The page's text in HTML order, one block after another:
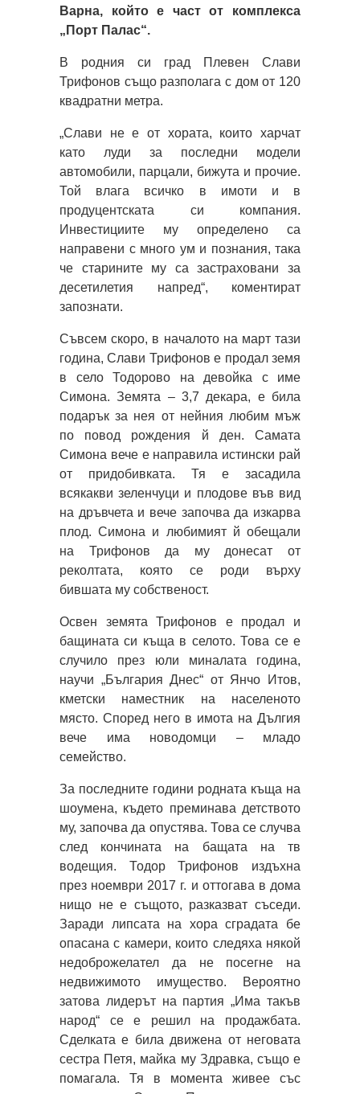
Варна, който е част от комплекса
„Порт Палас“.
В родния си град Плевен Слави
Трифонов също разполага с дом от 120
квадратни метра.
„Слави не е от хората, които харчат
като луди за последни модели
автомобили, парцали, бижута и прочие.
Той влага всичко в имоти и в
продуцентската си компания.
Инвестициите му определено са
направени с много ум и познания, така
че старините му са застраховани за
десетилетия напред“, коментират
запознати.
Съвсем скоро, в началото на март тази
година, Слави Трифонов е продал земя
в село Тодорово на девойка с име
Симона. Земята – 3,7 декара, е била
подарък за нея от нейния любим мъж
по повод рождения й ден. Самата
Симона вече е направила истински рай
от придобивката. Тя е засадила
всякакви зеленчуци и плодове във вид
на дръвчета и вече започва да изкарва
плод. Симона и любимият й обещали
на Трифонов да му донесат от
реколтата, която се роди върху
бившата му собственост.
Освен земята Трифонов е продал и
бащината си къща в селото. Това се е
случило през юли миналата година,
научи „България Днес“ от Янчо Итов,
кметски наместник на населеното
място. Според него в имота на Дългия
вече има новодомци – младо
семейство.
За последните години родната къща на
шоумена, където преминава детството
му, започва да опустява. Това се случва
след кончината на бащата на тв
водещия. Тодор Трифонов издъхна
през ноември 2017 г. и оттогава в дома
нищо не е същото, разказват съседи.
Заради липсата на хора сградата бе
опасана с камери, които следяха някой
недоброжелател да не посегне на
недвижимото имущество. Вероятно
затова лидерът на партия „Има такъв
народ“ се е решил на продажбата.
Сделката е била движена от неговата
сестра Петя, майка му Здравка, също е
помагала. Тя в момента живее със